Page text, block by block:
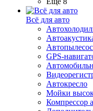
Всё для авто
GPS-
Автокресло
Мойки
Компрессор